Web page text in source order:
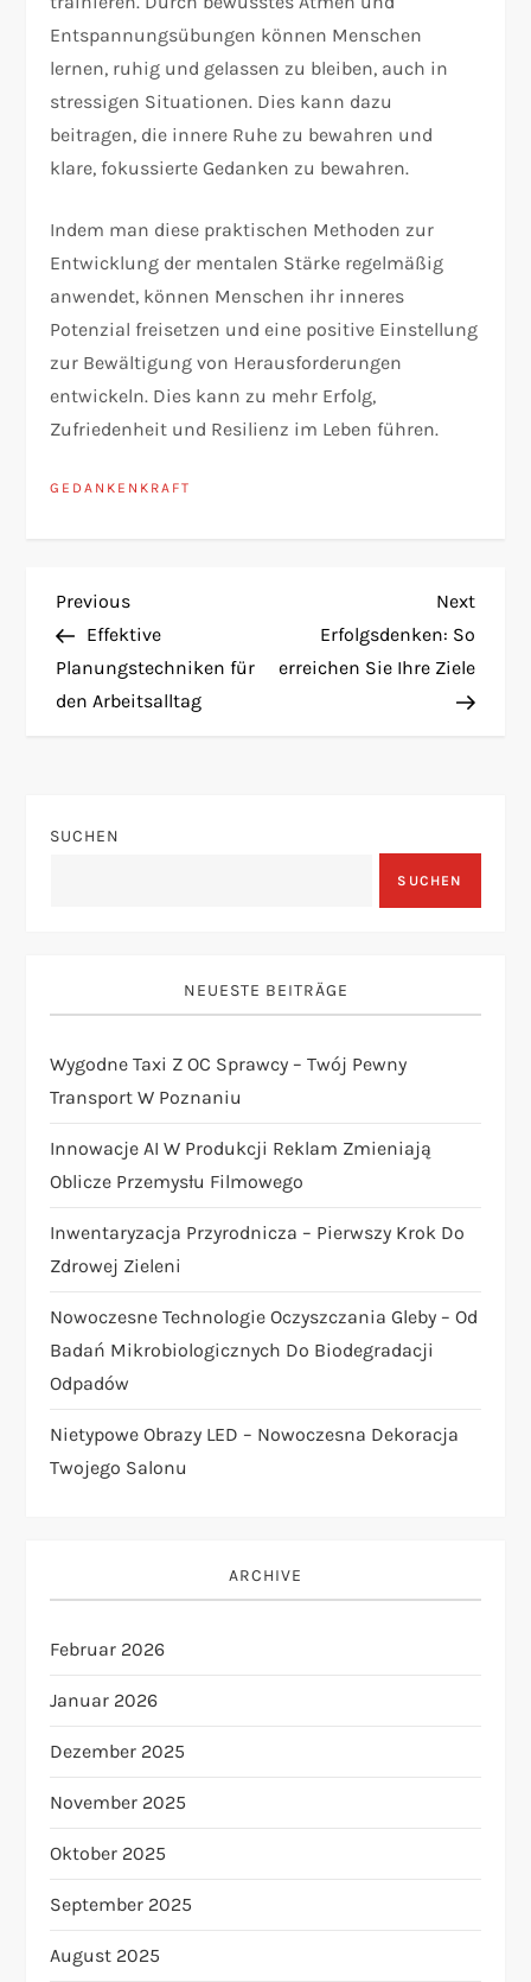
Entspannungsübungen können Menschen
lernen, ruhig und gelassen zu bleiben, auch in
stressigen Situationen. Dies kann dazu
beitragen, die innere Ruhe zu bewahren und
klare, fokussierte Gedanken zu bewahren.
Indem man diese praktischen Methoden zur
Entwicklung der mentalen Stärke regelmäßig
anwendet, können Menschen ihr inneres
Potenzial freisetzen und eine positive Einstellung
zur Bewältigung von Herausforderungen
entwickeln. Dies kann zu mehr Erfolg,
Zufriedenheit und Resilienz im Leben führen.
GEDANKENKRAFT
B
e
i
r
s
n
a
v
i
g
a
t
i
Previous
Post
Previous
Effektive
Planungstechniken für
den Arbeitsalltag
Next
Post
Next
Erfolgsdenken: So
erreichen Sie Ihre Ziele
SUCHEN
SUCHEN
NEUESTE BEITRÄGE
Wygodne Taxi Z OC Sprawcy – Twój Pewny
Transport W Poznaniu
Innowacje AI W Produkcji Reklam Zmieniają
Oblicze Przemysłu Filmowego
Inwentaryzacja Przyrodnicza – Pierwszy Krok Do
Zdrowej Zieleni
Nowoczesne Technologie Oczyszczania Gleby – Od
Badań Mikrobiologicznych Do Biodegradacji
Odpadów
Nietypowe Obrazy LED – Nowoczesna Dekoracja
Twojego Salonu
ARCHIVE
Februar 2026
Januar 2026
Dezember 2025
November 2025
Oktober 2025
September 2025
August 2025